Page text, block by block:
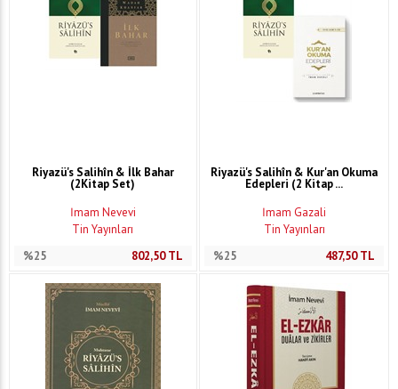
Riyazü's Salihîn & İlk Bahar
(2Kitap Set)
İmam Nevevi
Tin Yayınları
%25
802,50TL
Riyazü's Salihîn & Kur'an Okuma
Edepleri (2 Kitap ...
İmam Gazali
Tin Yayınları
%25
487,50TL